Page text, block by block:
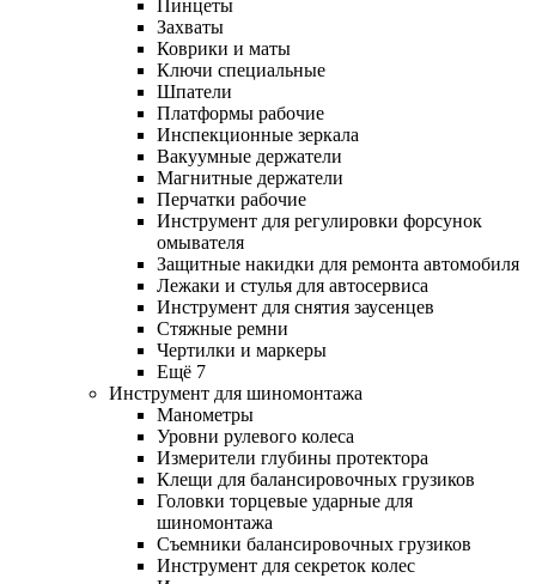
Пинцеты
Захваты
Коврики и маты
Ключи специальные
Шпатели
Платформы рабочие
Инспекционные зеркала
Вакуумные держатели
Магнитные держатели
Перчатки рабочие
Инструмент для регулировки форсунок
омывателя
Защитные накидки для ремонта автомобиля
Лежаки и стулья для автосервиса
Инструмент для снятия заусенцев
Стяжные ремни
Чертилки и маркеры
Ещё 7
Инструмент для шиномонтажа
Манометры
Уровни рулевого колеса
Измерители глубины протектора
Клещи для балансировочных грузиков
Головки торцевые ударные для
шиномонтажа
Съемники балансировочных грузиков
Инструмент для секреток колес